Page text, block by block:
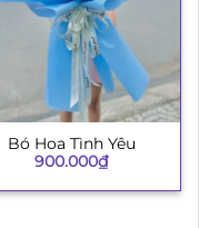
Bó Hoa Tình Yêu
900.000₫